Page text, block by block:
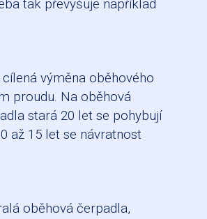
tak převyšuje například
výměna oběhového
proudu. Na oběhová
stará 20 let se pohybují
až 15 let se návratnost
oběhová čerpadla,